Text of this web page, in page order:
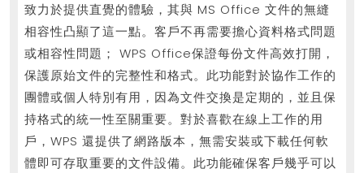
致力於提供直覺的體驗，其與 MS Office 文件的無縫
相容性凸顯了這一點。客戶不再需要擔心資料格式問題
或相容性問題； WPS Office保證每份文件高效打開，
保護原始文件的完整性和格式。此功能對於協作工作的
團體或個人特別有用，因為文件交換是定期的，並且保
持格式的統一性至關重要。對於喜歡在線上工作的用
戶，WPS 還提供了網路版本，無需安裝或下載任何軟
體即可存取重要的文件設備。此功能確保客戶幾乎可以